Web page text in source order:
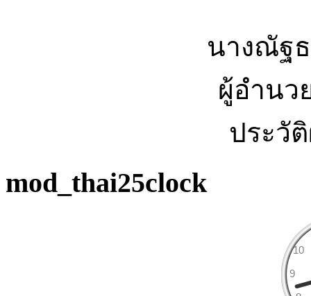
นางณัฐ
ผู้อำนว
ประวั
mod_thai25clock